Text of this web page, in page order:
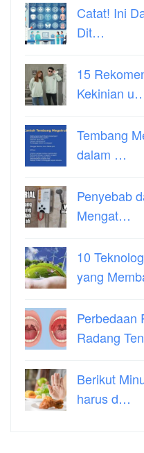
Catat! Ini
Dit…
15
Kekinian
Tembang
dalam …
Penyebab
Mengat…
10
yang
Perbedaan
Radang
Berikut
harus d…